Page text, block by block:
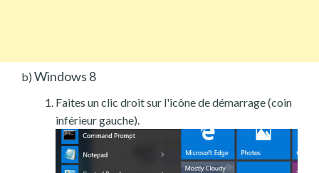
b) Windows 8
Faites un clic droit sur l'icône de démarrage (coin
inférieur gauche).